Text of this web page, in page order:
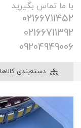
با ما تماس بگیرید
02166711452
02166711392
09204949006
دسته‌بندی کالاها